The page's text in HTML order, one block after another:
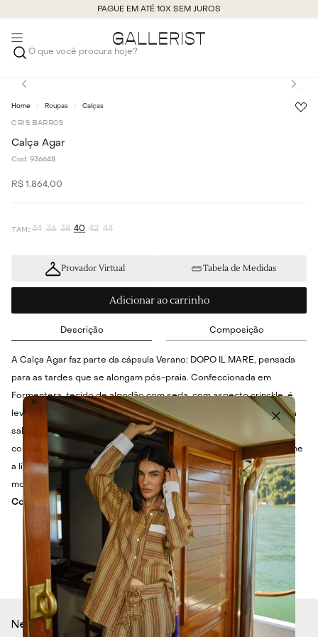
PAGUE EM ATÉ 10X SEM JUROS
O que você procura hoje?
Roupas Calças
CRIS BARROS
Calça Agar
Cod: 936648
R$ 1 .864,00
34 36 38 40 42 44
Provador Virtual Tabela de Medidas
Adicionar ao carrinho
Descrição Composição
A Calça Agar faz parte da cápsula Verano: DOPO IL MARE, pensada
para as tardes que se alongam pós-praia. Confeccionada em
Formentera, tecido de algodão com seda, com aspecto crinckle, é
leve e delicado, revelando fluidez no caimento. A modelagem longa
salto constrói um shape solto ao corpo, enquanto a cintura alta
cobrindo o umbigo com cós de elástico sustenta o conforto e define
a linha da peça, finalizando com uma estampa listrada em traços
modernos.
Cor: LISTRA ANIS
Newsletter